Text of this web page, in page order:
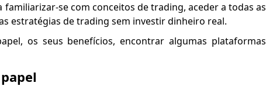
familiarizar-se com conceitos de trading, aceder a todas as
estratégias de trading sem investir dinheiro real.
os seus benefícios, encontrar algumas plataformas